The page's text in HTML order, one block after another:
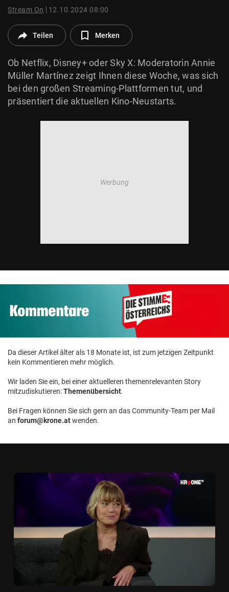
© Krone Multimedia GmbH & Co KG 2026
Stream On 12.10.2024 08:00
Teilen Merken
Ob Netflix, Disney+ oder Sky X: Moderatorin Annie
Müller Martínez zeigt Ihnen diese Woche, was sich
bei den großen Streaming-Plattformen tut, und
präsentiert die aktuellen Kino-Neustarts.
Da dieser Artikel älter als 18 Monate ist, ist zum jetzigen Zeitpunkt
kein Kommentieren mehr möglich.
Wir laden Sie ein, bei einer aktuelleren themenrelevanten Story
mitzudiskutieren:Themenübersicht.
Bei Fragen können Sie sich gern an das Community-Team per Mail
an forum@krone.atwenden.